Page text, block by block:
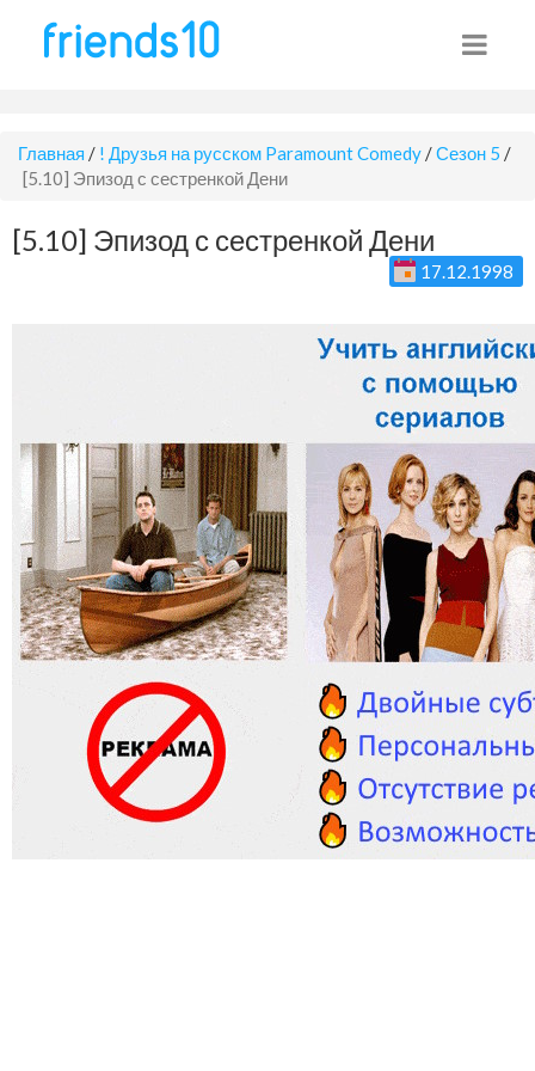
Главная / ! Друзья на русском Paramount Comedy /Сезон 5 /
[5.10] Эпизод с сестренкой Дени
[5.10] Эпизод с сестренкой Дени
17.12.1998